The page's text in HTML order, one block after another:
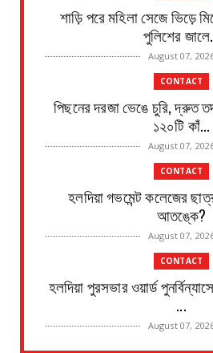
শাড়ি পরে মহিলা সেজে ভিড়ে
পুলিশের
August 07,
CONTACT
পিছনের দরজা ভেঙে চুরি, দ্রুত
১২০টি কাঁ...
August 07,
CONTACT
হলদিয়া গভমেন্ট কলেজের
আতঙ্কে?
August 07,
CONTACT
হলদিয়া পুরসভার ওয়ার্ড
...
August 07,
CONTACT